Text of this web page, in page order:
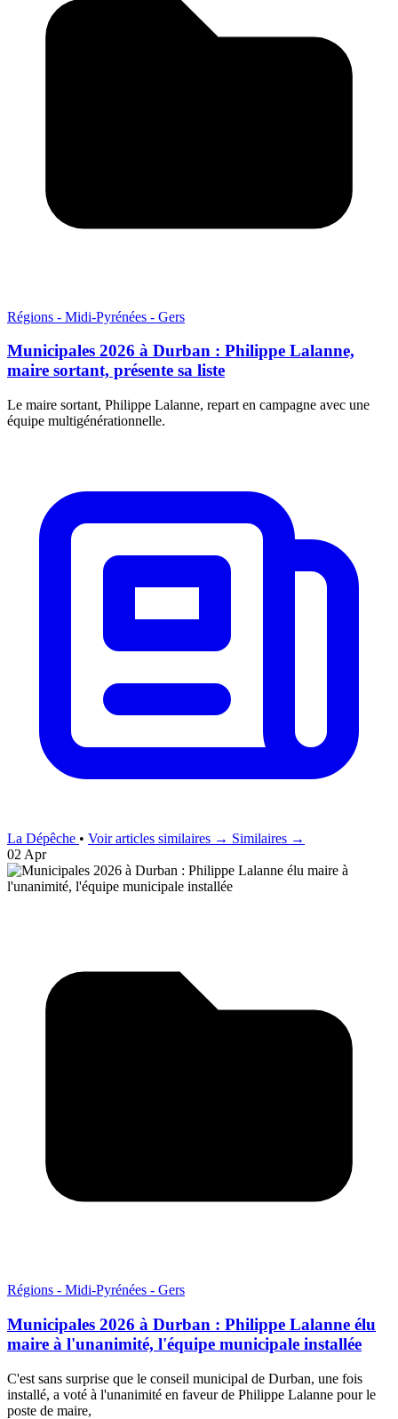
Régions - Midi-Pyrénées - Gers
Municipales 2026 à Durban : Philippe Lalanne,
maire sortant, présente sa liste
Le maire sortant, Philippe Lalanne, repart en campagne avec une
équipe multigénérationnelle.
La Dépêche • Voir articles similaires → Similaires →
02 Apr
Régions - Midi-Pyrénées - Gers
Municipales 2026 à Durban : Philippe Lalanne élu
maire à l'unanimité, l'équipe municipale installée
C'est sans surprise que le conseil municipal de Durban, une fois
installé, a voté à l'unanimité en faveur de Philippe Lalanne pour le
poste de maire,